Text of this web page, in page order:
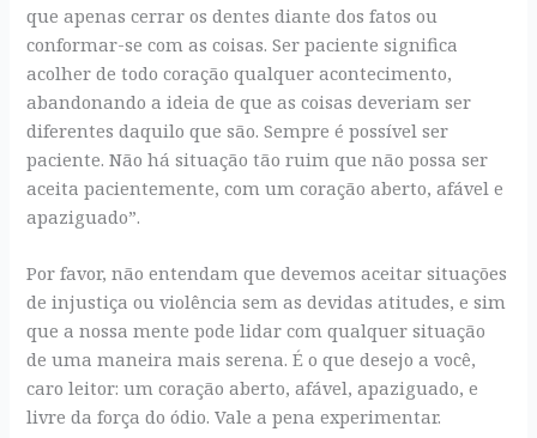
que apenas cerrar os dentes diante dos fatos ou
conformar-se com as coisas. Ser paciente significa
acolher de todo coração qualquer acontecimento,
abandonando a ideia de que as coisas deveriam ser
diferentes daquilo que são. Sempre é possível ser
paciente. Não há situação tão ruim que não possa ser
aceita pacientemente, com um coração aberto, afável e
apaziguado”.
Por favor, não entendam que devemos aceitar situações
de injustiça ou violência sem as devidas atitudes, e sim
que a nossa mente pode lidar com qualquer situação
de uma maneira mais serena. É o que desejo a você,
caro leitor: um coração aberto, afável, apaziguado, e
livre da força do ódio. Vale a pena experimentar.